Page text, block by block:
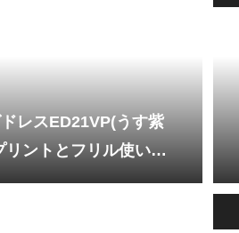
レスED21VP(うす紫
リントとフリル使いが